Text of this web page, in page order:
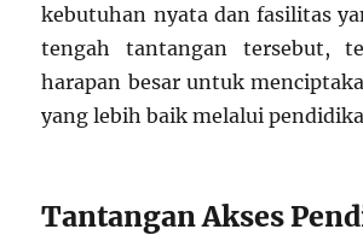
kebutuhan nyata dan fasilitas
tengah tantangan tersebut,
harapan besar untuk
yang lebih baik melalui
Tantangan Akses